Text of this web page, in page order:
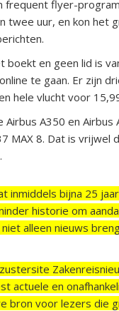
frequent flyer-
twee uur, en kon het
boekt en geen lid is
te gaan. Er zijn
hele vlucht voor
Airbus A350 en
MAX 8. Dat is vrijwel
inmiddels bijna 25
historie om
alleen nieuws
actuele en
bron voor lezers die